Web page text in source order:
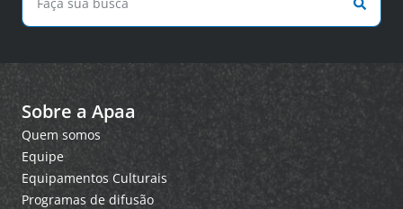
Sobre a Apaa
Quem somos
Equipe
Equipamentos Culturais
Programas de difusão